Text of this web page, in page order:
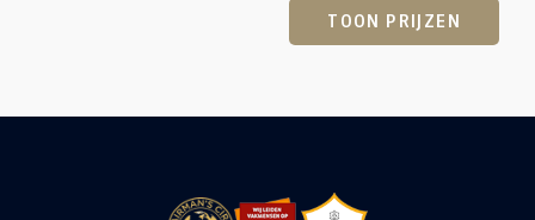
TOON PRIJZEN